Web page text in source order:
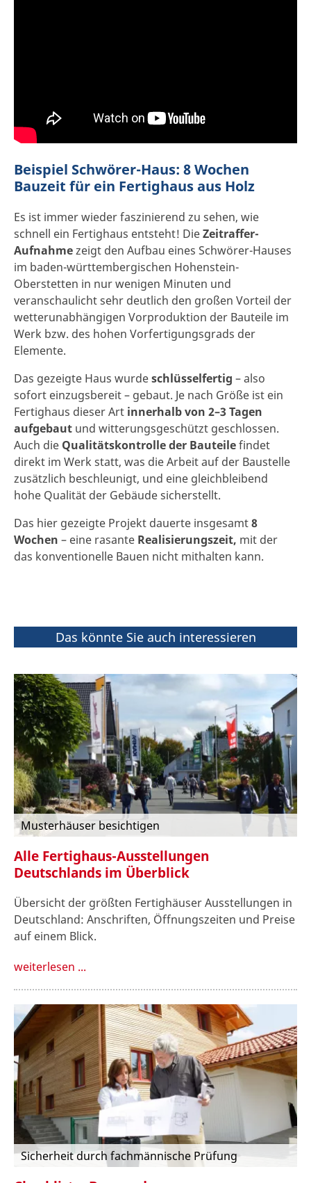
Beispiel Schwörer-Haus: 8 Wochen
Bauzeit für ein Fertighaus aus Holz
Es ist immer wieder faszinierend zu sehen, wie
schnell ein Fertighaus entsteht! DieZeitraffer-
Aufnahmezeigt den Aufbau eines Schwörer-Hauses
im baden-württembergischen Hohenstein-
Oberstetten in nur wenigen Minuten und
veranschaulicht sehr deutlich den großen Vorteil der
wetterunabhängigen Vorproduktion der Bauteile im
Werk bzw. des hohen Vorfertigungsgrads der
Elemente.
Das gezeigte Haus wurdeschlüsselfertig – also
sofort einzugsbereit – gebaut. Je nach Größe ist ein
Fertighaus dieser Art innerhalb von 2–3 Tagen
aufgebaut und witterungsgeschützt geschlossen.
Auch die Qualitätskontrolle der Bauteilefindet
direkt im Werk statt, was die Arbeit auf der Baustelle
zusätzlich beschleunigt, und eine gleichbleibend
hohe Qualität der Gebäude sicherstellt.
Das hier gezeigte Projekt dauerte insgesamt8
Wochen – eine rasante Realisierungszeit, mit der
das konventionelle Bauen nicht mithalten kann.
Das könnte Sie auch interessieren
Musterhäuser besichtigen
Alle Fertighaus-Ausstellungen
Deutschlands im Überblick
Übersicht der größten Fertighäuser Ausstellungen in
Deutschland: Anschriften, Öffnungszeiten und Preise
auf einem Blick.
weiterlesen ...
Sicherheit durch fachmännische Prüfung